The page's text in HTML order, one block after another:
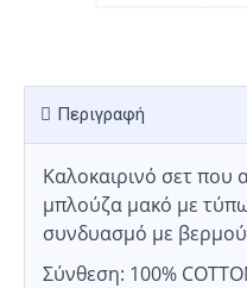
Περιγραφή
Καλοκαιρινό σετ που
μπλούζα μακό με
συνδυασμό με
Σύνθεση: 100%